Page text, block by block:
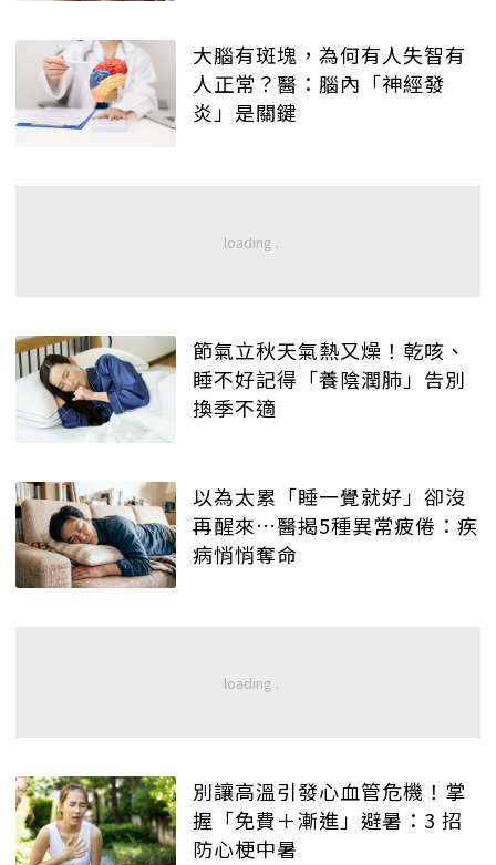
大腦有斑塊，為何有人失智有
人正常？醫：腦內「神經發
炎」是關鍵
節氣立秋天氣熱又燥！乾咳、
睡不好記得「養陰潤肺」告別
換季不適
以為太累「睡一覺就好」卻沒
再醒來…醫揭5種異常疲倦：疾
病悄悄奪命
別讓高溫引發心血管危機！掌
握「免費＋漸進」避暑：3 招
防心梗中暑